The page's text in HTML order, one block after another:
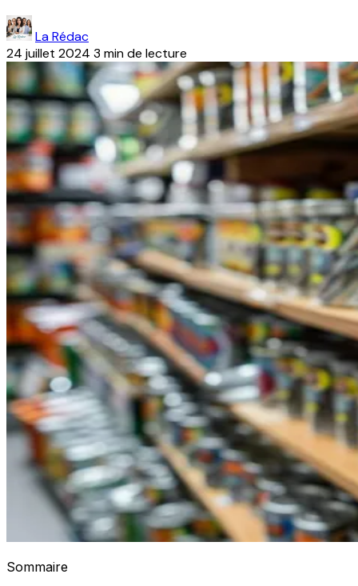
La Rédac
24 juillet 2024 3 min de lecture
Sommaire